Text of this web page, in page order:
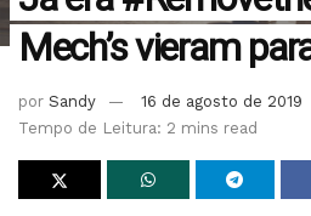
Mech’s vieram
por Sandy
16 de agosto de 2019
Tempo de Leitura: 2 mins read